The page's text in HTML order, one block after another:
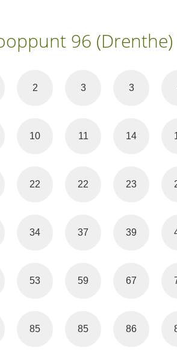
96
2 3 3
10 11 14
22 22 23
34 37 39
53 59 67
85 85 86